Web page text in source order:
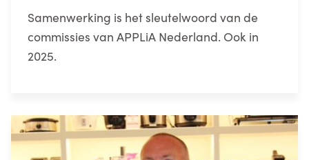
Samenwerking is het sleutelwoord van de
commissies van APPLiA Nederland. Ook in
2025.